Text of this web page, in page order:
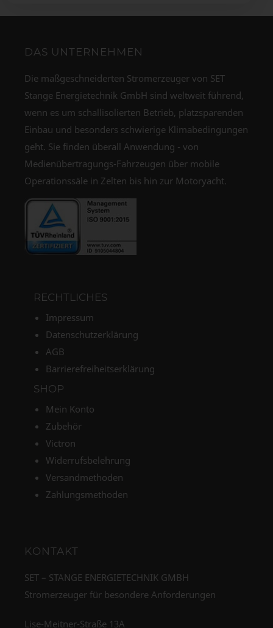
DAS UNTERNEHMEN
Die maßgeschneiderten Stromerzeuger von SET
Stange Energietechnik GmbH sind weltweit führend,
wenn es um schallisolierten Betrieb, platzsparenden
Einbau und besonders schwierige Klimabedingungen
geht. Sie finden überall Anwendung - von
Medienübertragungs-Fahrzeugen über mobile
Operationssäle in Zelten bis hin zur Motoryacht.
RECHTLICHES
Impressum
Datenschutzerklärung
AGB
Barrierefreiheitserklärung
SHOP
Mein Konto
Zubehör
Victron
Widerrufsbelehrung
Versandmethoden
Zahlungsmethoden
KONTAKT
SET – STANGE ENERGIETECHNIK GMBH
Stromerzeuger für besondere Anforderungen
Lise-Meitner-Straße 13A